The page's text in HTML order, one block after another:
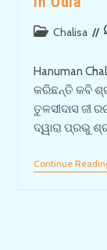
PostChalisa
Hanuman
କରିଛନ୍ତି କବି
ତୁଳସୀଦାସ ଜୀ
ଦ୍ୱାରା ପ୍ରଭୁ
Continue